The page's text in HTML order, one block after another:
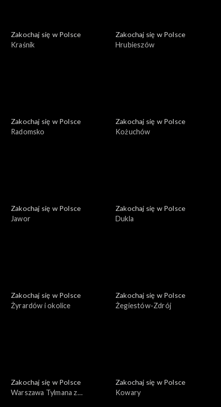
Zakochaj się w Polsce
Kraśnik
Zakochaj się w Polsce
Hrubieszów
Zakochaj się w Polsce
Radomsko
Zakochaj się w Polsce
Kożuchów
Zakochaj się w Polsce
Jawor
Zakochaj się w Polsce
Dukla
Zakochaj się w Polsce
Żyrardów i okolice
Zakochaj się w Polsce
Żegiestów-Zdrój
Zakochaj się w Polsce
Warszawa Tylmana z
Zakochaj się w Polsce
Kowary